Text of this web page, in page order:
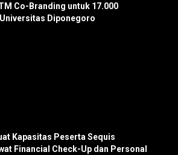
Co-Branding untuk 17.000
Diponegoro
Kapasitas Peserta Sequis
Financial Check-Up dan Personal